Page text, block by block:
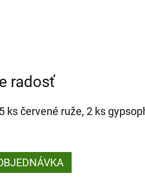
radosť
ks červené ruže, 2 ks